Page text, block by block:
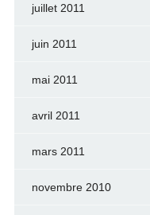
juillet 2011
juin 2011
mai 2011
avril 2011
mars 2011
novembre 2010